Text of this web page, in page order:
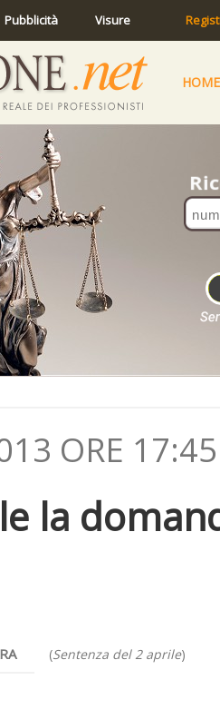
Pubblicità Visure
HOME
ORE 17:45
la
(Sentenza del 2 aprile)